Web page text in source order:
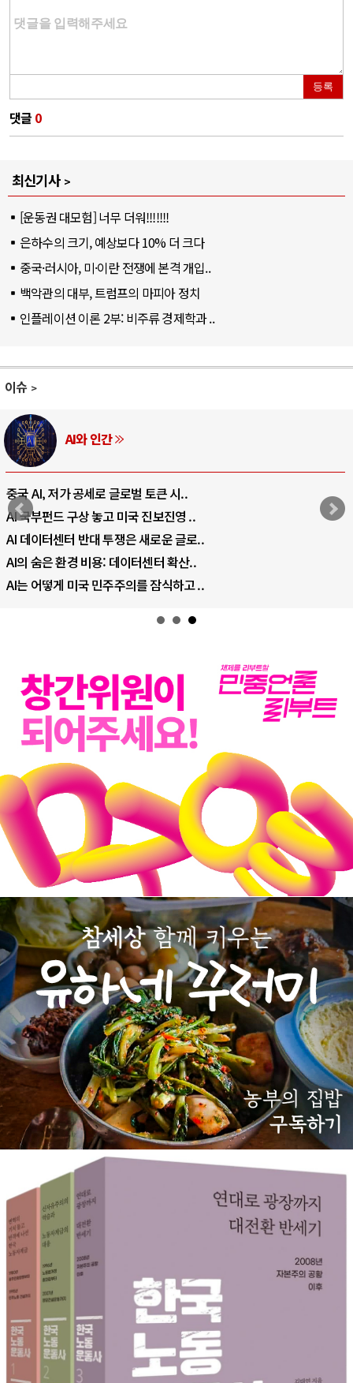
등록
댓글 0
최신기사
[운동권 대모험] 너무 더워!!!!!!!
은하수의 크기, 예상보다 10% 더 크다
중국·러시아, 미·이란 전쟁에 본격 개입..
백악관의 대부, 트럼프의 마피아 정치
인플레이션 이론 2부: 비주류 경제학과 ..
이슈
AI와 인간
중국 AI, 저가 공세로 글로벌 토큰 시..
AI 국부펀드 구상 놓고 미국 진보진영 ..
AI 데이터센터 반대 투쟁은 새로운 글로..
AI의 숨은 환경 비용: 데이터센터 확산..
AI는 어떻게 미국 민주주의를 잠식하고 ..